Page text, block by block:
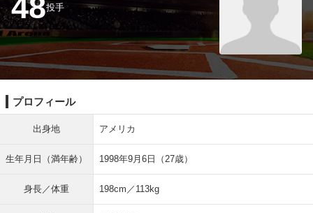
48投手
プロフィール
出身地 アメリカ
生年月日（満年齢） 1998年9月6日（27歳）
身長／体重 198cm／113kg